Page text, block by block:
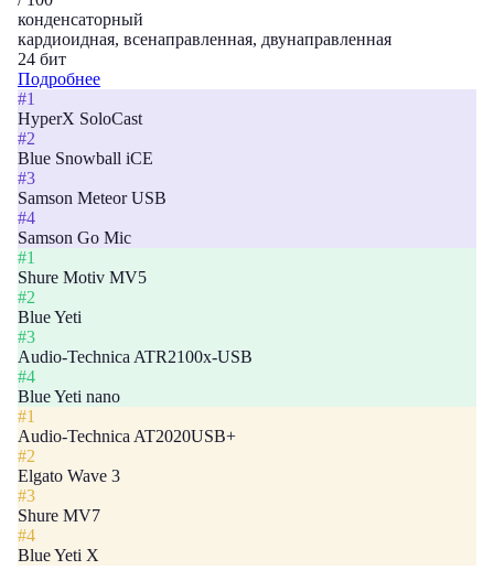
конденсаторный
кардиоидная, всенаправленная, двунаправленная
24 бит
Подробнее
#1
HyperX SoloCast
#2
Blue Snowball iCE
#3
Samson Meteor USB
#4
Samson Go Mic
#1
Shure Motiv MV5
#2
Blue Yeti
#3
Audio-Technica ATR2100x-USB
#4
Blue Yeti nano
#1
Audio-Technica AT2020USB+
#2
Elgato Wave 3
#3
Shure MV7
#4
Blue Yeti X